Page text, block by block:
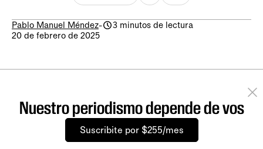
Pablo Manuel Méndez-
3 minutos de lectura
20 de febrero de 2025
Nuestro periodismo depende de vos
Suscribite por $255/mes